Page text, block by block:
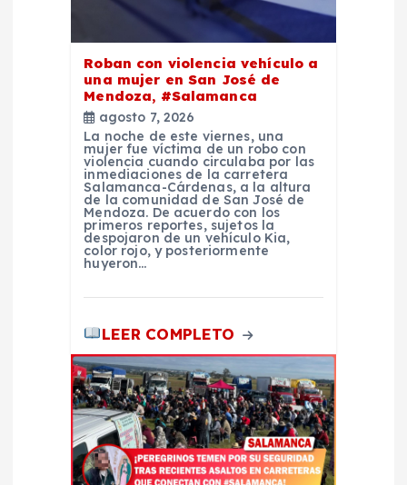
Roban con violencia vehículo a
una mujer en San José de
Mendoza, #Salamanca
agosto 7, 2026
La noche de este viernes, una
mujer fue víctima de un robo con
violencia cuando circulaba por las
inmediaciones de la carretera
Salamanca-Cárdenas, a la altura
de la comunidad de San José de
Mendoza. De acuerdo con los
primeros reportes, sujetos la
despojaron de un vehículo Kia,
color rojo, y posteriormente
huyeron…
LEER COMPLETO